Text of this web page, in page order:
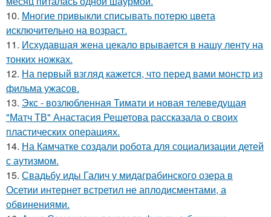
10. Многие привыкли списывать потерю цвета
исключительно на возраст.
11. Исхудавшая жена цекало врывается в нашу ленту на
тонких ножках.
12. На первый взгляд кажется, что перед вами монстр из
фильма ужасов.
13. Экс - возлюбленная Тимати и новая телеведущая
"Матч ТВ" Анастасия Решетова рассказала о своих
пластических операциях.
14. На Камчатке создали робота для социализации детей
с аутизмом.
15. Свадьбу иды Галич у мидаграбинского озера в
Осетии интернет встретил не аплодисментами, а
обвинениями.